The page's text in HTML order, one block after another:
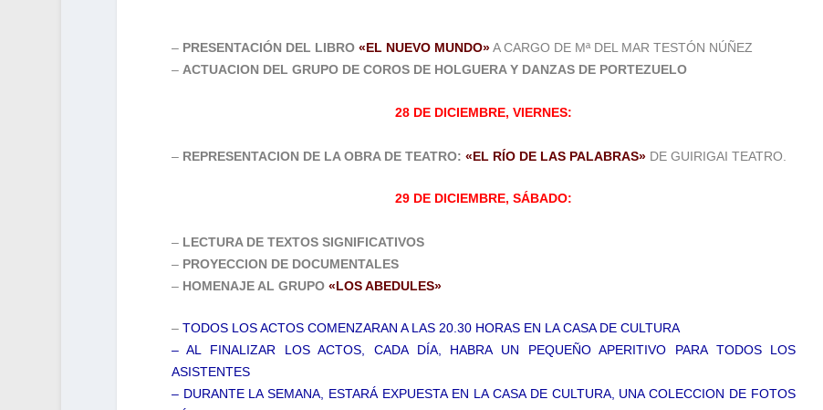
– PRESENTACIÓN DEL LIBRO «EL NUEVO MUNDO»A CARGO DE Mª DEL MAR TESTÓN NÚÑEZ
– ACTUACION DEL GRUPO DE COROS DE HOLGUERA Y DANZAS DE PORTEZUELO
28 DE DICIEMBRE, VIERNES:
– REPRESENTACION DE LA OBRA DE TEATRO: «EL RÍO DE LAS PALABRAS»DE GUIRIGAI TEATRO.
29 DE DICIEMBRE, SÁBADO:
– LECTURA DE TEXTOS SIGNIFICATIVOS
– PROYECCION DE DOCUMENTALES
– HOMENAJE AL GRUPO «LOS ABEDULES»
– TODOS LOS ACTOS COMENZARAN A LAS 20.30 HORAS EN LA CASA DE CULTURA
– AL FINALIZAR LOS ACTOS, CADA DÍA, HABRA UN PEQUEÑO APERITIVO PARA TODOS LOS
ASISTENTES
– DURANTE LA SEMANA, ESTARÁ EXPUESTA EN LA CASA DE CULTURA, UNA COLECCION DE FOTOS